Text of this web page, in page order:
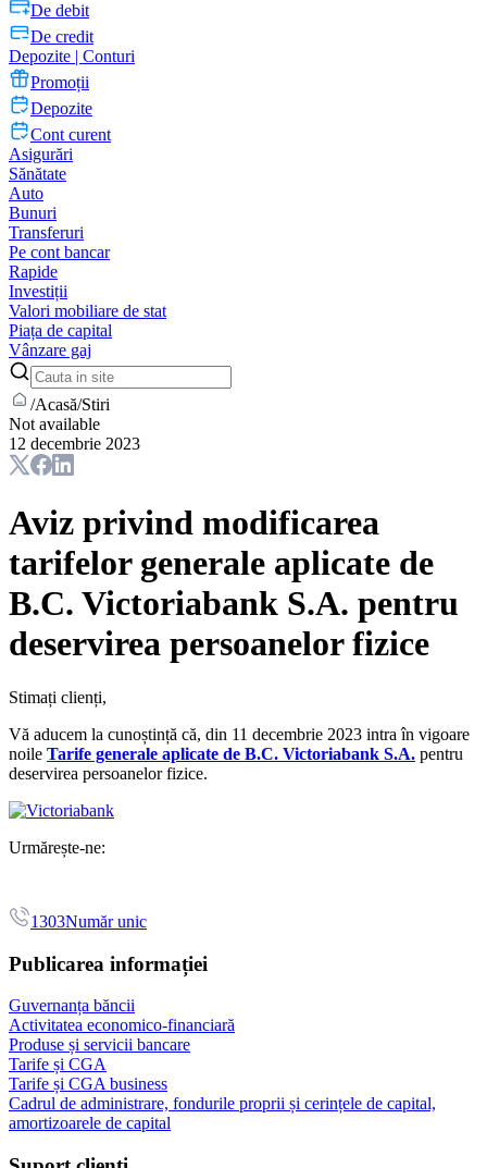
De debit
De credit
Depozite | Conturi
Promoții
Depozite
Cont curent
Asigurări
Sănătate
Auto
Bunuri
Transferuri
Pe cont bancar
Rapide
Investiții
Valori mobiliare de stat
Piața de capital
Vânzare gaj
/Acasă/Stiri
Not available
12 decembrie 2023
Aviz privind modificarea
tarifelor generale aplicate de
B.C. Victoriabank S.A. pentru
deservirea persoanelor fizice
Stimați clienți,
Vă aducem la cunoștință că, din 11 decembrie 2023 intra în vigoare
noile Tarife generale aplicate de B.C. Victoriabank S.A. pentru
deservirea persoanelor fizice.
Urmărește-ne:
1303Număr unic
Publicarea informației
Guvernanța băncii
Activitatea economico-financiară
Produse și servicii bancare
Tarife și CGA
Tarife și CGA business
Cadrul de administrare, fondurile proprii și cerințele de capital,
amortizoarele de capital